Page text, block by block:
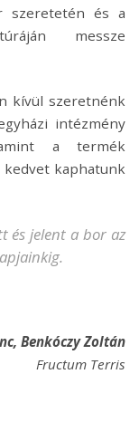
szeretetén és a
messze
kívül szeretnénk
intézmény
a termék
kaphatunk
és jelent a bor az
Benkóczy Zoltán
Fructum Terris